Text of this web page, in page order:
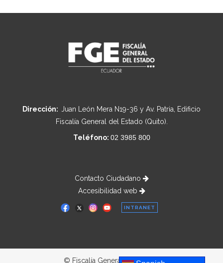
Dirección: Juan León Mera N19-36 y Av. Patria, Edificio
Fiscalía General del Estado (Quito).
Teléfono: 02 3985 800
Contacto Ciudadano
Accesibilidad web
INTRANET
© Fiscalía General del Estado